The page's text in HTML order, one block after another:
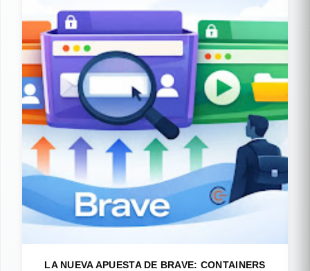
LA NUEVA APUESTA DE BRAVE: CONTAINERS